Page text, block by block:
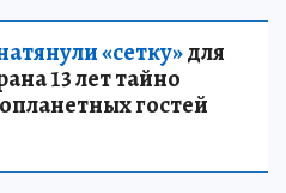
«сетку»для
13 лет тайно
гостей